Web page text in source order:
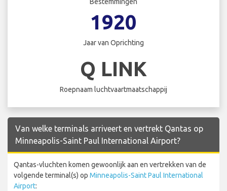
1920
Jaar van Oprichting
Q LINK
Roepnaam luchtvaartmaatschappij
Van welke terminals arriveert en vertrekt Qantas op
Minneapolis-Saint Paul International Airport?
Qantas-vluchten komen gewoonlijk aan en vertrekken van de
volgende terminal(s) op Minneapolis-Saint Paul International
Airport: